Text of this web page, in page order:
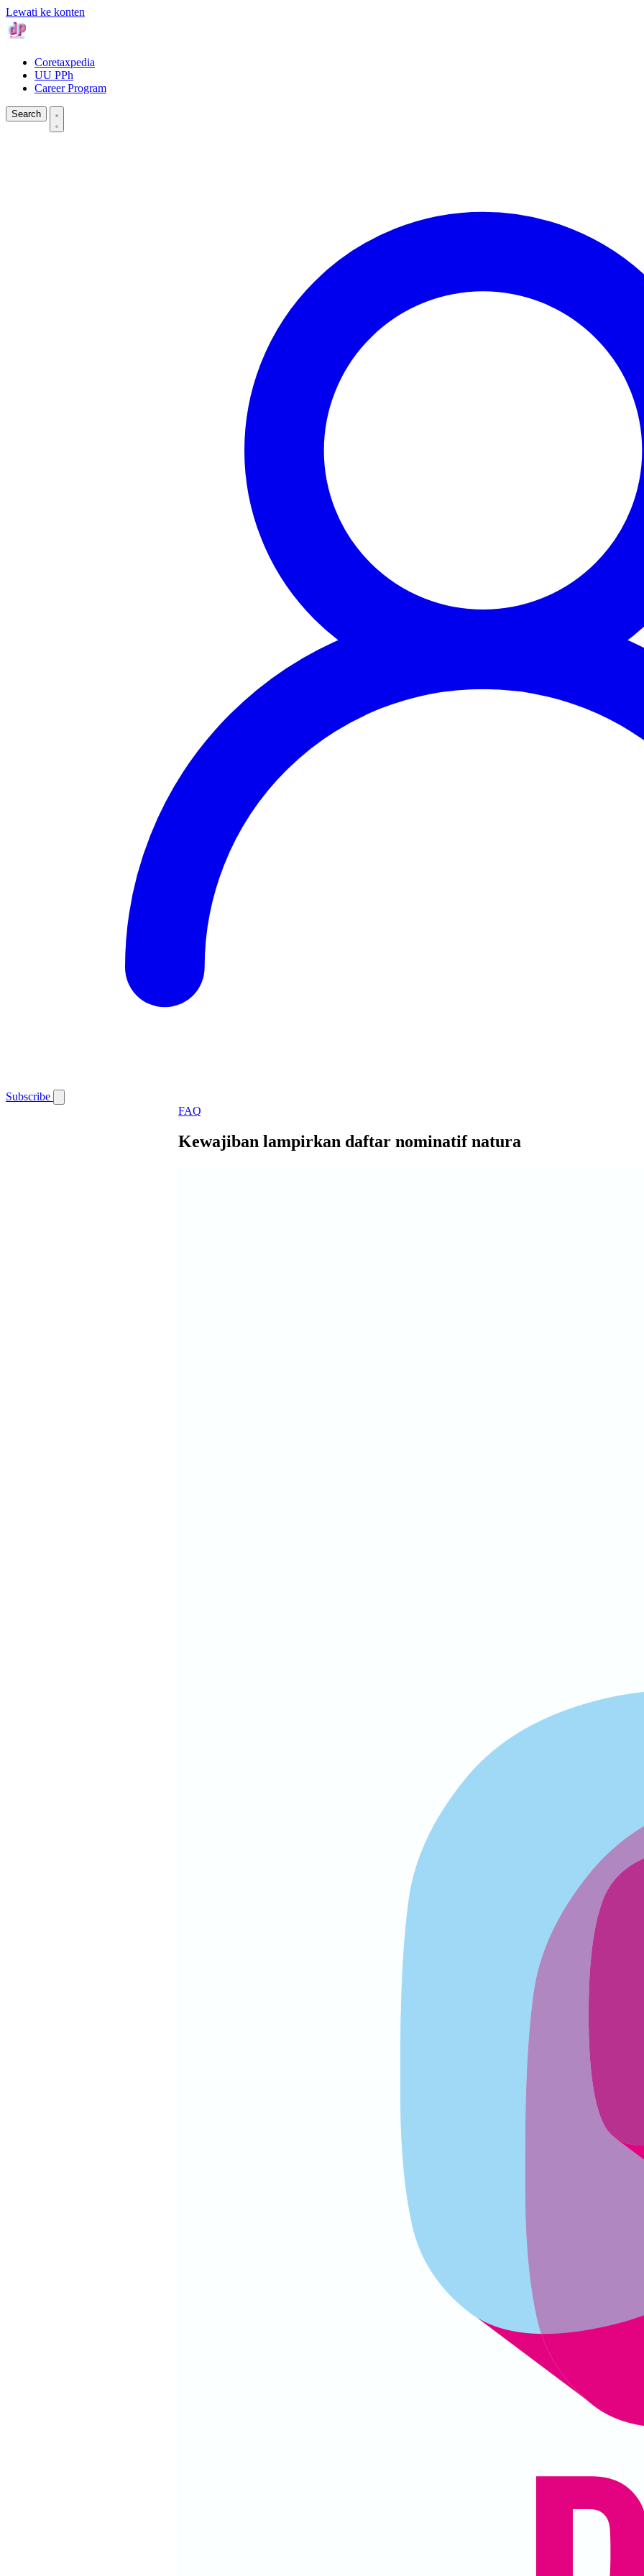
Lewati ke konten
Coretaxpedia
UU PPh
Career Program
Search
Subscribe
FAQ
Kewajiban lampirkan daftar nominatif natura